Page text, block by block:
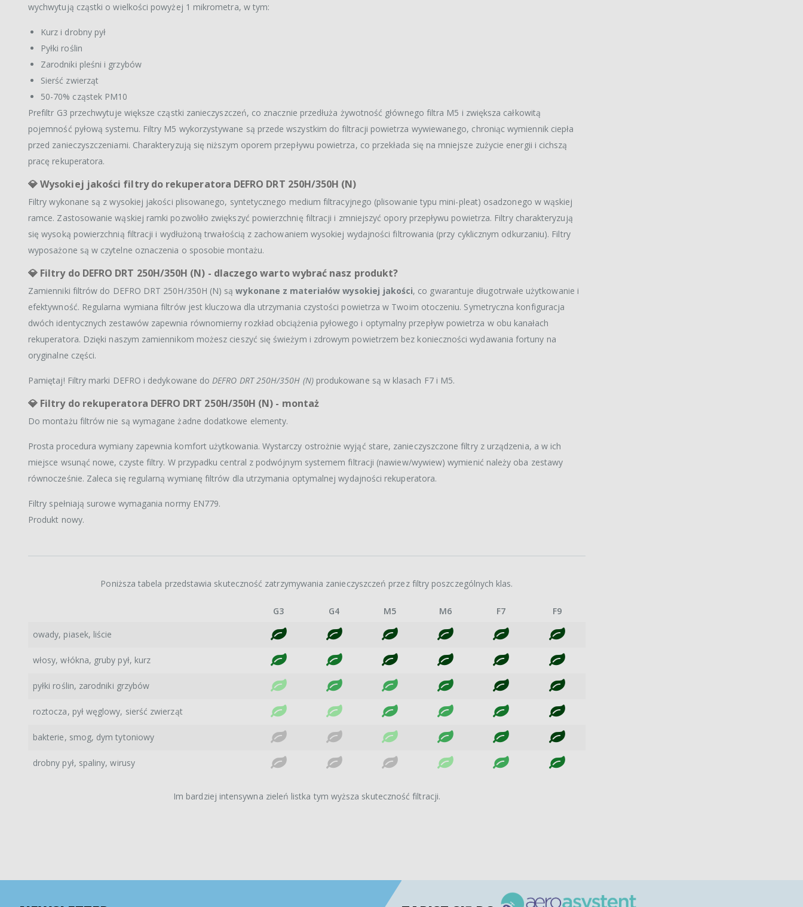
wychwytują cząstki o wielkości powyżej 1 mikrometra, w tym:
Kurz i drobny pył
Pyłki roślin
Zarodniki pleśni i grzybów
Sierść zwierząt
50-70% cząstek PM10
Prefiltr G3 przechwytuje większe cząstki zanieczyszczeń, co znacznie przedłuża żywotność głównego filtra M5 i zwiększa całkowitą
pojemność pyłową systemu. Filtry M5 wykorzystywane są przede wszystkim do filtracji powietrza wywiewanego, chroniąc wymiennik ciepła
przed zanieczyszczeniami. Charakteryzują się niższym oporem przepływu powietrza, co przekłada się na mniejsze zużycie energii i cichszą
pracę rekuperatora.
💎Wysokiej jakości filtry do rekuperatora DEFRO DRT 250H/350H (N)
Filtry wykonane są z wysokiej jakości plisowanego, syntetycznego medium filtracyjnego (plisowanie typu mini-pleat) osadzonego w wąskiej
ramce. Zastosowanie wąskiej ramki pozwoliło zwiększyć powierzchnię filtracji i zmniejszyć opory przepływu powietrza. Filtry charakteryzują
się wysoką powierzchnią filtracji i wydłużoną trwałością z zachowaniem wysokiej wydajności filtrowania (przy cyklicznym odkurzaniu). Filtry
wyposażone są w czytelne oznaczenia o sposobie montażu.
💎 Filtry do DEFRO DRT 250H/350H (N) - dlaczego warto wybrać nasz produkt?
Zamienniki filtrów do DEFRO DRT 250H/350H (N) sąwykonane z materiałów wysokiej jakości, co gwarantuje długotrwałe użytkowanie i
efektywność. Regularna wymiana filtrów jest kluczowa dla utrzymania czystości powietrza w Twoim otoczeniu. Symetryczna konfiguracja
dwóch identycznych zestawów zapewnia równomierny rozkład obciążenia pyłowego i optymalny przepływ powietrza w obu kanałach
rekuperatora. Dzięki naszym zamiennikom możesz cieszyć się świeżym i zdrowym powietrzem bez konieczności wydawania fortuny na
oryginalne części.
Pamiętaj! Filtry marki DEFRO i dedykowane do DEFRO DRT 250H/350H (N)produkowane są w klasach F7 i M5.
💎 Filtry do rekuperatora DEFRO DRT 250H/350H (N) - montaż
Do montażu filtrów nie są wymagane żadne dodatkowe elementy.
Prosta procedura wymiany zapewnia komfort użytkowania. Wystarczy ostrożnie wyjąć stare, zanieczyszczone filtry z urządzenia, a w ich
miejsce wsunąć nowe, czyste filtry. W przypadku central z podwójnym systemem filtracji (nawiew/wywiew) wymienić należy oba zestawy
równocześnie. Zaleca się regularną wymianę filtrów dla utrzymania optymalnej wydajności rekuperatora.
Filtry spełniają surowe wymagania normy EN779.
Produkt nowy.
Poniższa tabela przedstawia skuteczność zatrzymywania zanieczyszczeń przez filtry poszczególnych klas.
G3 G4 M5 M6 F7 F9
owady, piasek, liście
włosy, włókna, gruby pył, kurz
pyłki roślin, zarodniki grzybów
roztocza, pył węglowy, sierść zwierząt
bakterie, smog, dym tytoniowy
drobny pył, spaliny, wirusy
Im bardziej intensywna zieleń listka tym wyższa skuteczność filtracji.